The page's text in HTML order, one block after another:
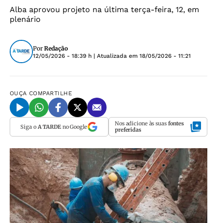
Alba aprovou projeto na última terça-feira, 12, em
plenário
Por Redação
12/05/2026 - 18:39 h | Atualizada em 18/05/2026 - 11:21
OUÇA COMPARTILHE
Siga o A TARDEno Google Nos adicione às suas fontes
preferidas